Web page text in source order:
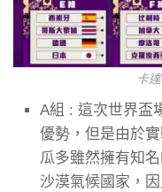
卡
A組 : 這次世界盃
優勢，但是由於
瓜多雖然擁有知
沙漠氣候國家，